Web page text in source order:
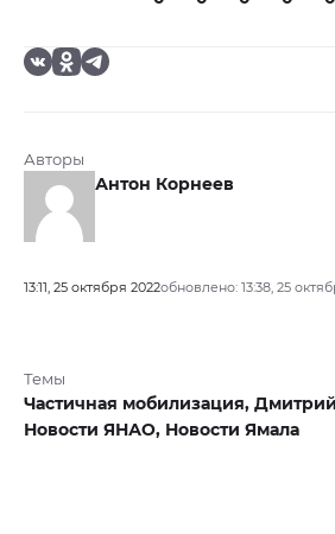
Авторы
Антон Корнеев
13:11, 25 октября 2022обновлено: 13:38, 25
Темы
Частичная мобилизация,
Новости ЯНАО, Новости Ямала